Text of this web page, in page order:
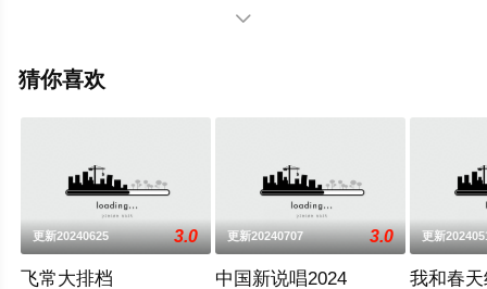
莎旻子,朱丹,王鸥,徐海乔等明星精彩演绎的大陆综艺节目，
完整版综艺节目就上星空电影网，更多相关信息可移步至

猜你喜欢
更新20240625 3.0
飞常大排档
更新20240707 3.0
中国新说唱2024
更新
我和春